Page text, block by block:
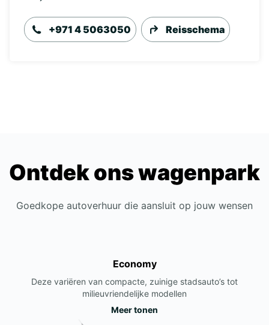
+971 4 5063050 Reisschema
Ontdek ons wagenpark
Goedkope autoverhuur die aansluit op jouw wensen
Economy
Deze variëren van compacte, zuinige stadsauto’s tot
milieuvriendelijke modellen
Meer tonen